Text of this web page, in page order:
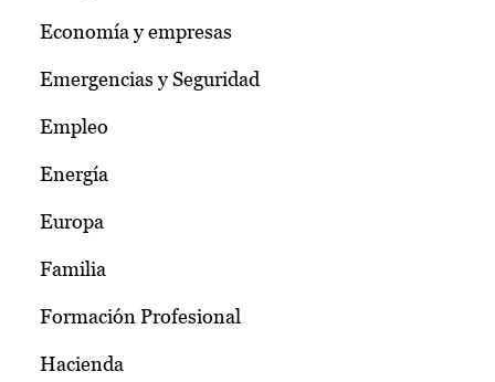
Economía y empresas
Emergencias y Seguridad
Empleo
Energía
Europa
Familia
Formación Profesional
Hacienda